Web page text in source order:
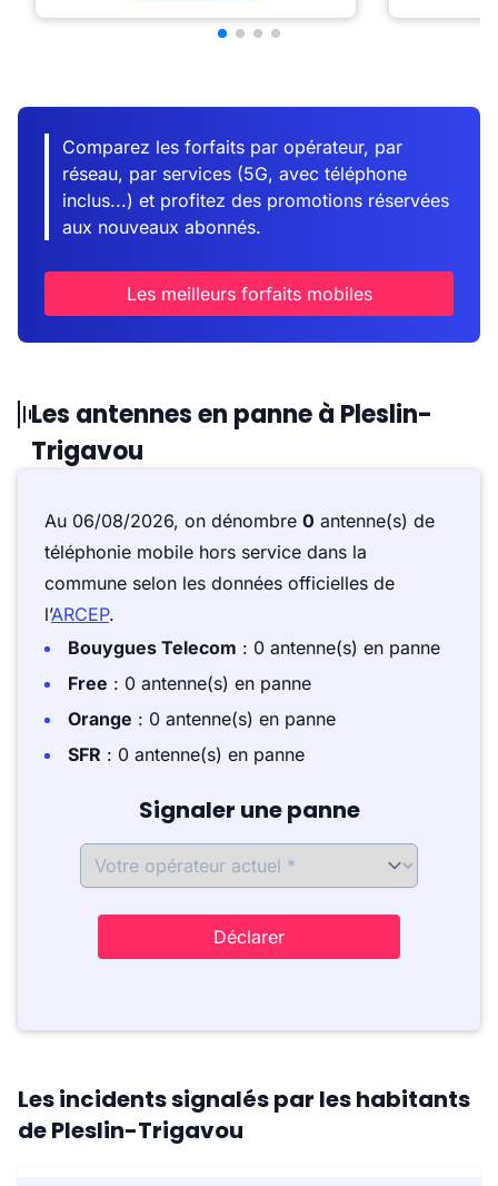
Comparez les forfaits par opérateur, par
réseau, par services (5G, avec téléphone
inclus...) et profitez des promotions réservées
aux nouveaux abonnés.
Les meilleurs forfaits mobiles
Les antennes en panne à Pleslin-
Trigavou
Au 06/08/2026, on dénombre 0 antenne(s) de
téléphonie mobile hors service dans la
commune selon les données officielles de
l’ARCEP.
Bouygues Telecom : 0 antenne(s) en panne
Free : 0 antenne(s) en panne
Orange : 0 antenne(s) en panne
SFR : 0 antenne(s) en panne
Signaler une panne
Déclarer
Les incidents signalés par les habitants
de Pleslin-Trigavou